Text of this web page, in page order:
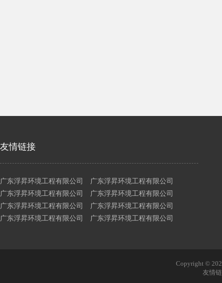
广东浮昇环境工程有限公司 广东浮昇环境工程有限公司
广东浮昇环境工程有限公司 广东浮昇环境工程有限公司
广东浮昇环境工程有限公司 广东浮昇环境工程有限公司
广东浮昇环境工程有限公司 广东浮昇环境工程有限公司
友情链接
Copyright ©
友情